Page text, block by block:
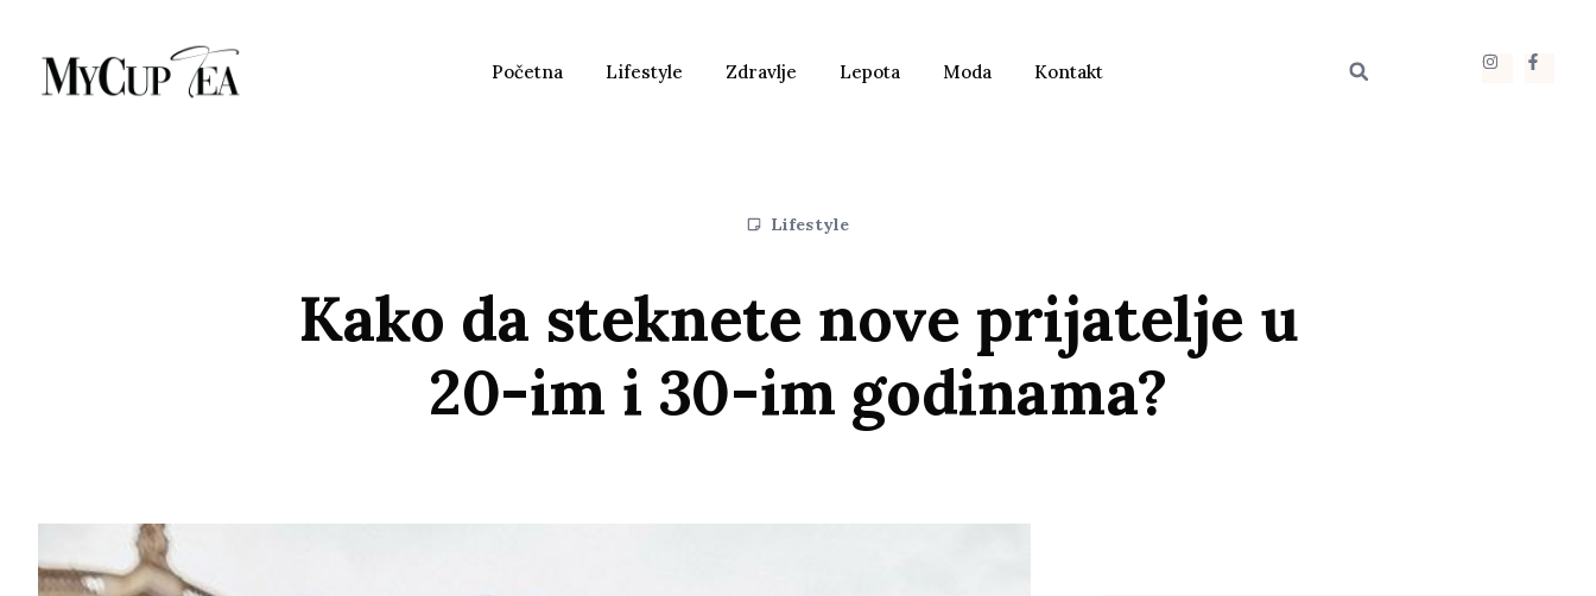
Početna Lifestyle Zdravlje Lepota Moda Kontakt
Lifestyle
Kako da steknete nove prijatelje u
20-im i 30-im godinama?